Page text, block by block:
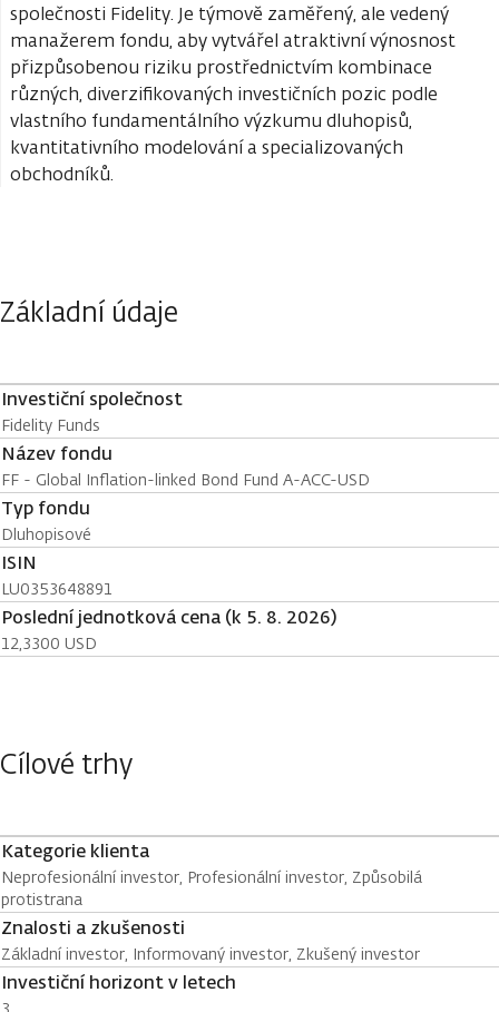
společnosti Fidelity. Je týmově zaměřený, ale vedený
manažerem fondu, aby vytvářel atraktivní výnosnost
přizpůsobenou riziku prostřednictvím kombinace
různých, diverzifikovaných investičních pozic podle
vlastního fundamentálního výzkumu dluhopisů,
kvantitativního modelování a specializovaných
obchodníků.
Základní údaje
Investiční společnost
Fidelity Funds
Název fondu
FF - Global Inflation-linked Bond Fund A-ACC-USD
Typ fondu
Dluhopisové
ISIN
LU0353648891
Poslední jednotková cena (k 5. 8. 2026)
12,3300 USD
Cílové trhy
Kategorie klienta
Neprofesionální investor, Profesionální investor, Způsobilá
protistrana
Znalosti a zkušenosti
Základní investor, Informovaný investor, Zkušený investor
Investiční horizont v letech